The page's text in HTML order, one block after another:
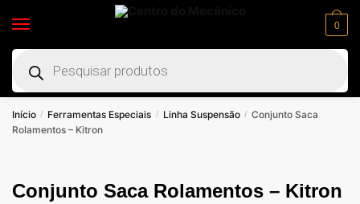
0
Início / Ferramentas Especiais / Linha Suspensão / Conjunto Saca
Rolamentos – Kitron
Conjunto Saca Rolamentos – Kitron